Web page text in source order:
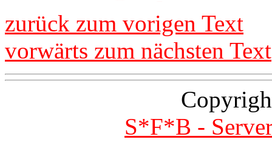
zurück zum vorigen Text
vorwärts zum nächsten Text
S*F*B -